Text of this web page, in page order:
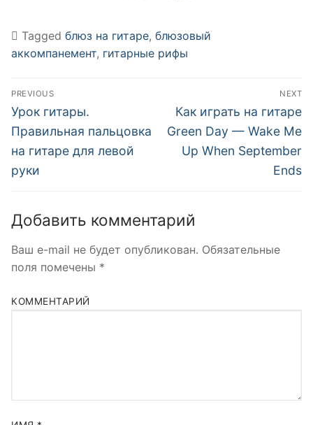
Tagged блюз на гитаре, блюзовый
аккомпанемент, гитарные рифы
Навигация
по
записям
PREVIOUS
Previous
post:
Урок гитары.
Правильная пальцовка
на гитаре для левой
руки
NEXT
Next
post:
Как играть на гитаре
Green Day — Wake Me
Up When September
Ends
Добавить комментарий
Ваш e-mail не будет опубликован. Обязательные
поля помечены *
КОММЕНТАРИЙ